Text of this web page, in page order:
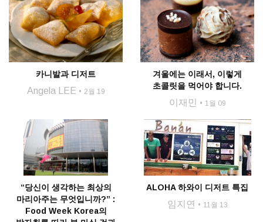
카니발과 디저트
Angela LEE 2월 19
겨울에는 이래서, 이렇게
초콜릿을 먹어야 합니다.
이재민 1월 09
“당신이 생각하는 최상의
마리아주는 무엇입니까?” :
Food Week Korea의
ALOHA 하와이 디저트 특집
임지연 11월 13